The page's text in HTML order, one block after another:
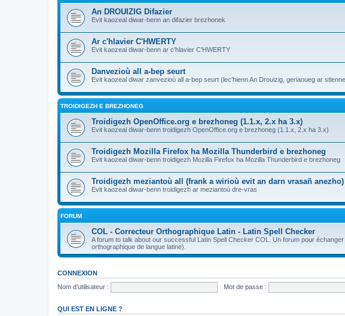
An DROUIZIG Difazier
Evit kaozeal diwar-benn an difazier brezhonek
Ar c'hlavier C'HWERTY
Evit kaozeal diwar-benn ar c'hlavier C'HWERTY
Danvezioù all a-bep seurt
Evit kaozeal diwar zanvezioù all a-bep seurt (lec'hienn An Drouizig, geriaoueg ar
TROIDIGEZH E BREZHONEG
Troidigezh OpenOffice.org e brezhoneg (1.1.x, 2.x ha 3.x)
Evit kaozeal diwar-benn troidigezh OpenOffice.org e brezhoneg (1.1.x, 2.x ha 3.x)
Troidigezh Mozilla Firefox ha Mozilla Thunderbird e brezhoneg
Evit kaozeal diwar-benn troidigezh Mozilla Firefox ha Mozilla Thunderbird e brezhoneg
Troidigezh meziantoù all (frank a wirioù evit an darn vrasañ anezho)
Evit kaozeal diwar-benn troidigezh ar meziantoù dre-vras
FORUM
COL - Correcteur Orthographique Latin - Latin Spell Checker
A forum to talk about our successful Latin Spell Checker COL. Un forum pour
orthographique de langue latine).
CONNEXION
Nom d’utilisateur :
Mot de passe :
QUI EST EN LIGNE ?